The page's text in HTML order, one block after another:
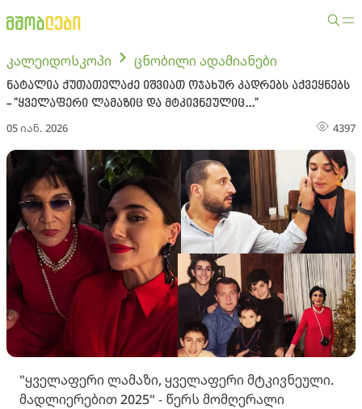
კალეიდოსკოპი ცნობილი ადამიანები
ნატალია ქუთათელაძე იშვიათ ოჯახურ კადრებს აქვეყნებს
- "ყველაფერი ლამაზიც და მტკივნეულიც..."
05 იან. 2026 4397
"ყველაფერი ლამაზი, ყველაფერი მტკივნეული.
მადლიერებით 2025" - წერს მომღერალი